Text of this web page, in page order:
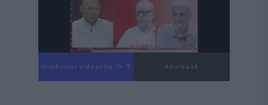
Următorul videoclip în 4 Anulează